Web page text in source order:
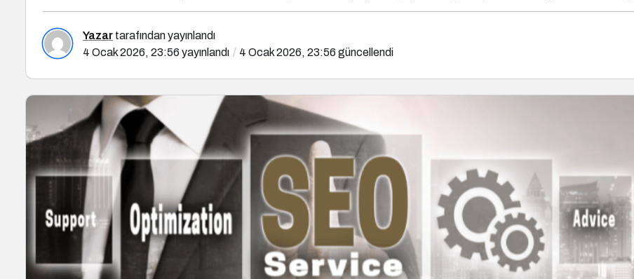
Yazar tarafından yayınlandı
4 Ocak 2026, 23:56 yayınlandı 4 Ocak 2026, 23:56 güncellendi